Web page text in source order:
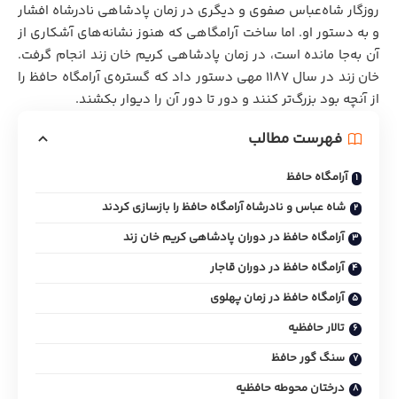
روزگار شاه‌عباس صفوی و دیگری در زمان پادشاهی نادرشاه افشار
و به دستور او. اما ساخت آرامگاهی که هنوز نشانه‌های آشکاری از
آن به‌جا مانده است، در زمان پادشاهی کریم خان زند انجام گرفت.
خان زند در سال ۱۱۸۷ مهی دستور داد که گستره‌ی آرامگاه حافظ را
از آنچه بود بزرگ‌تر کنند و دور تا دور آن را دیوار بکشند.
فهرست مطالب
آرامگاه حافظ
شاه عباس و نادرشاه آرامگاه حافظ را بازسازی کردند
آرامگاه حافظ در دوران پادشاهی کریم خان زند
آرامگاه حافظ در دوران قاجار
آرامگاه حافظ در زمان پهلوی
تالار حافظیه
سنگ گور حافظ
درختان محوطه حافظیه